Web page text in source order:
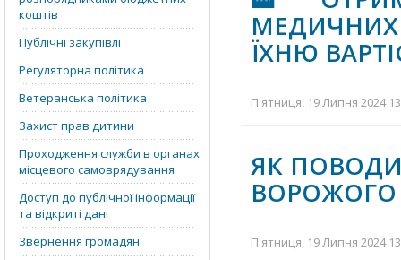
коштів
Публічні закупівлі
Регуляторна політика
Ветеранська політика
Захист прав дитини
Проходження служби в органах
місцевого самоврядування
Доступ до публічної інформації
та відкриті дані
Звернення громадян
ЇХНЮ
П'ятниця, 19 Липня 2024
ЯК
П'ятниця, 19 Липня 2024